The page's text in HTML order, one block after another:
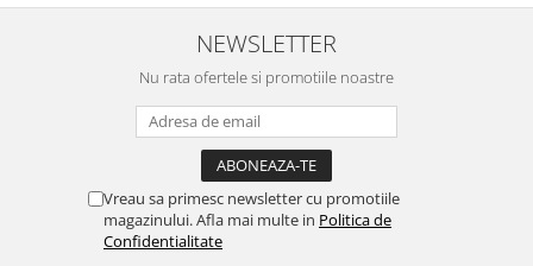
NEWSLETTER
Nu rata ofertele si promotiile noastre
Vreau sa primesc newsletter cu promotiile
magazinului. Afla mai multe in Politica de
Confidentialitate